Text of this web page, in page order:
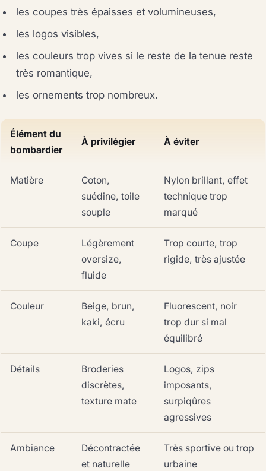
les coupes très épaisses et volumineuses,
les logos visibles,
les couleurs trop vives si le reste de la tenue reste
très romantique,
les ornements trop nombreux.
Élément du
bombardier
À privilégier À éviter
Matière
Coton,
suédine, toile
souple
Nylon brillant, effet
technique trop
marqué
Coupe
Légèrement
oversize,
fluide
Trop courte, trop
rigide, très ajustée
Couleur
Beige, brun,
kaki, écru
Fluorescent, noir
trop dur si mal
équilibré
Détails
Broderies
discrètes,
texture mate
Logos, zips
imposants,
surpiqûres
agressives
Ambiance
Décontractée
et naturelle
Très sportive ou trop
urbaine